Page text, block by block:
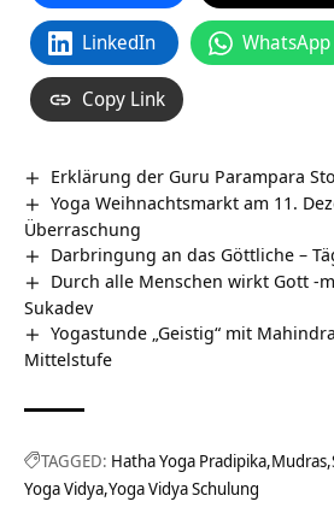
LinkedIn WhatsApp
Copy Link
Erklärung der Guru Parampara
Yoga Weihnachtsmarkt am 11.
Überraschung
Darbringung an das Göttliche –
Durch alle Menschen wirkt Gott -
Sukadev
Yogastunde „Geistig“ mit
Mittelstufe
TAGGED: Hatha Yoga Pradipika Mudras
Yoga Vidya Yoga Vidya Schulung